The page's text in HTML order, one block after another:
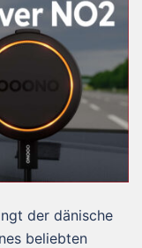
der dänische
beliebten